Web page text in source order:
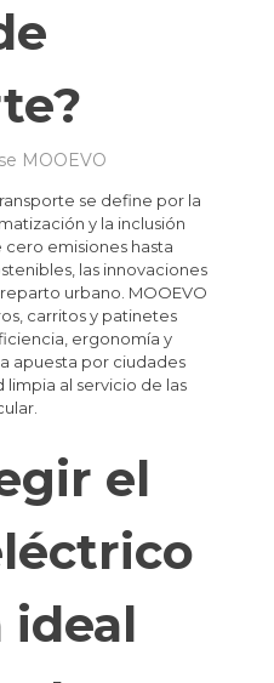
MOOEVO
se define por la
y la inclusión
emisiones hasta
las innovaciones
urbano. MOOEVO
carritos y patinetes
ergonomía y
apuesta por ciudades
al servicio de las
el
ideal